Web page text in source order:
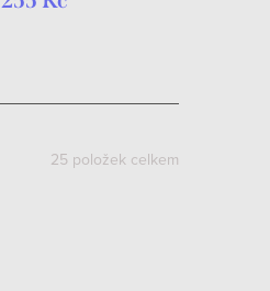
25 položek celkem